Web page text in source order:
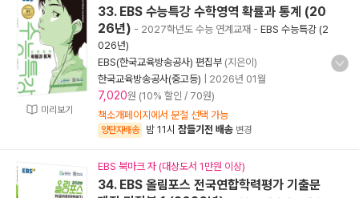
미리보기
33. EBS 수능특강 수학영역 확률과 통계 (20
26년) - 2027학년도 수능 연계교재 - EBS 수능특강 (2
026년)
EBS(한국교육방송공사) 편집부 (지은이)
한국교육방송공사(중고등)
2026년 01월
7,020원 (10% 할인 / 70원)
책소개페이지에서 분철 선택 가능
양탄자배송 밤 11시 잠들기전 배송 변경
EBS 북마크 자 (대상도서 1만원 이상)
34. EBS 올림포스 전국연합학력평가 기출문